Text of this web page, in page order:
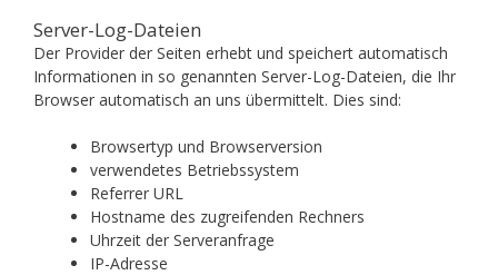
Server-Log-Dateien
Der Provider der Seiten erhebt und speichert automatisch
Informationen in so genannten Server-Log-Dateien, die Ihr
Browser automatisch an uns übermittelt. Dies sind:
Browsertyp und Browserversion
verwendetes Betriebssystem
Referrer URL
Hostname des zugreifenden Rechners
Uhrzeit der Serveranfrage
IP-Adresse